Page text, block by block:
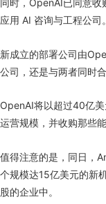
同时，OpenAI已同意
应用 AI 咨询与工程公司。
新成立的部署公司由
公司，还是与两者同时
OpenAI将以超过40亿
运营规模，并收购那些
值得注意的是，同日，
个规模达15亿美元的新
股的企业中。